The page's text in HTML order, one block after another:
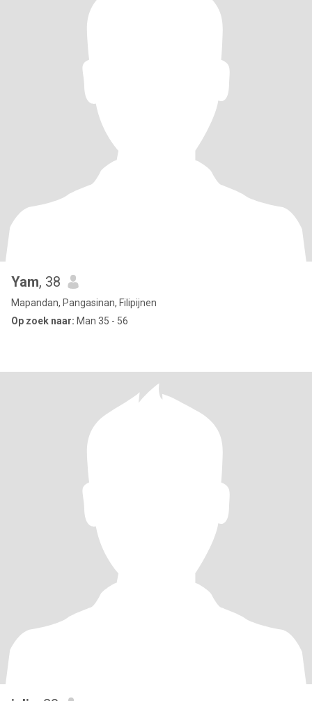
Yam, 38
Mapandan, Pangasinan, Filipijnen
Op zoek naar: Man 35 - 56